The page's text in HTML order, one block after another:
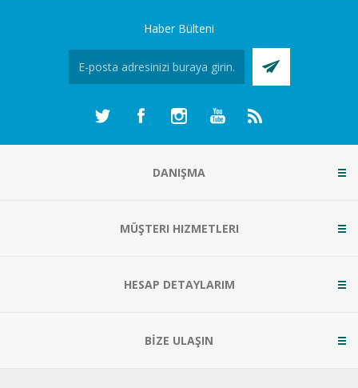
Haber Bülteni
DANIŞMA
MÜŞTERI HIZMETLERI
HESAP DETAYLARIM
BİZE ULAŞIN